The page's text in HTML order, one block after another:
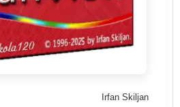
Irfan Skiljan